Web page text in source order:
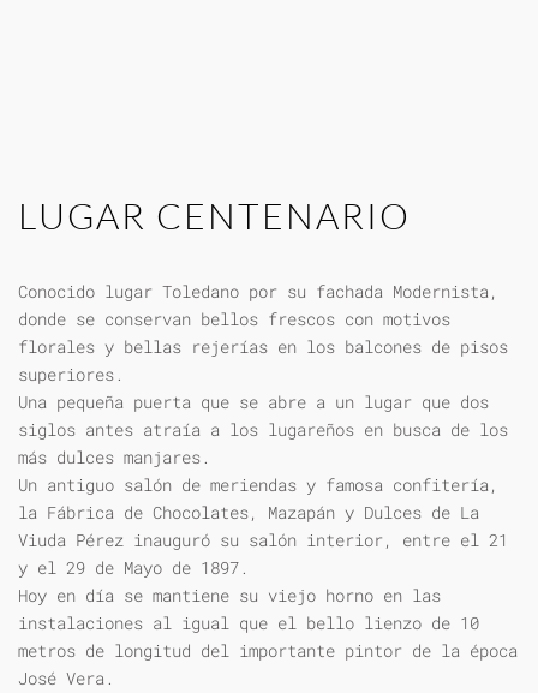
LUGAR CENTENARIO
Conocido lugar Toledano por su fachada Modernista,
donde se conservan bellos frescos con motivos
florales y bellas rejerías en los balcones de pisos
superiores.
Una pequeña puerta que se abre a un lugar que dos
siglos antes atraía a los lugareños en busca de los
más dulces manjares.
Un antiguo salón de meriendas y famosa confitería,
la Fábrica de Chocolates, Mazapán y Dulces de La
Viuda Pérez inauguró su salón interior, entre el 21
y el 29 de Mayo de 1897.
Hoy en día se mantiene su viejo horno en las
instalaciones al igual que el bello lienzo de 10
metros de longitud del importante pintor de la época
José Vera.